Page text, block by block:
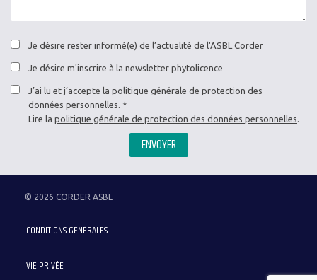
Je désire rester informé(e) de l’actualité de l'ASBL Corder
Je désire m'inscrire à la newsletter phytolicence
J’ai lu et j’accepte la politique générale de protection des
données personnelles.
Lire la politique générale de protection des données personnelles.
ENVOYER
© 2026 CORDER ASBL
Menu
Pied
page
CONDITIONS GÉNÉRALES
VIE PRIVÉE